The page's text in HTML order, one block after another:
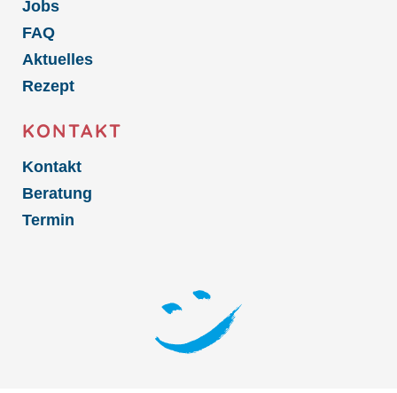
Jobs
FAQ
Aktuelles
Rezept
KONTAKT
Kontakt
Beratung
Termin